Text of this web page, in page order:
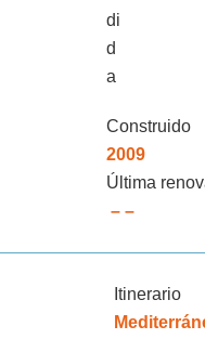
Construido
2009
Última
– –
Itinerario